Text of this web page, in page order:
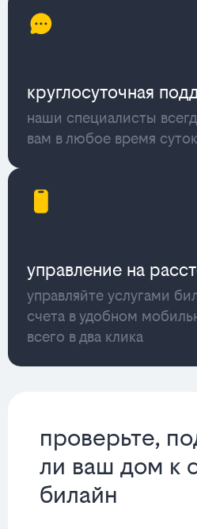
круглосуточная
наши специалисты
вам в любое время суток
управление на
управляйте услугами
счета в удобном
всего в два клика
проверьте,
ли ваш дом к
билайн